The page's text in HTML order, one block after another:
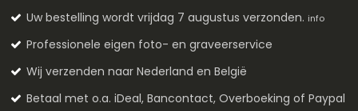
Uw bestelling wordt vrijdag 7 augustus verzonden. info
Professionele eigen foto- en graveerservice
Wij verzenden naar Nederland en België
Betaal met o.a. iDeal, Bancontact, Overboeking of Paypal